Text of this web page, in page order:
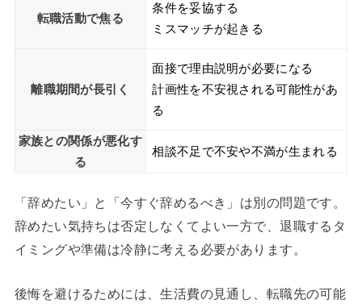
転職活動で焦る
条件を妥協する
ミスマッチが起きる
離職期間が長引く
面接で理由説明が必要になる
計画性を不安視される可能性があ
る
家族との関係が悪化す
る
相談不足で不安や不満が生まれる
「辞めたい」と「今すぐ辞めるべき」は別の問題です。
辞めたい気持ちは否定しなくてよい一方で、退職するタ
イミングや準備は冷静に考える必要があります。
後悔を避けるためには、生活費の見通し、転職先の可能